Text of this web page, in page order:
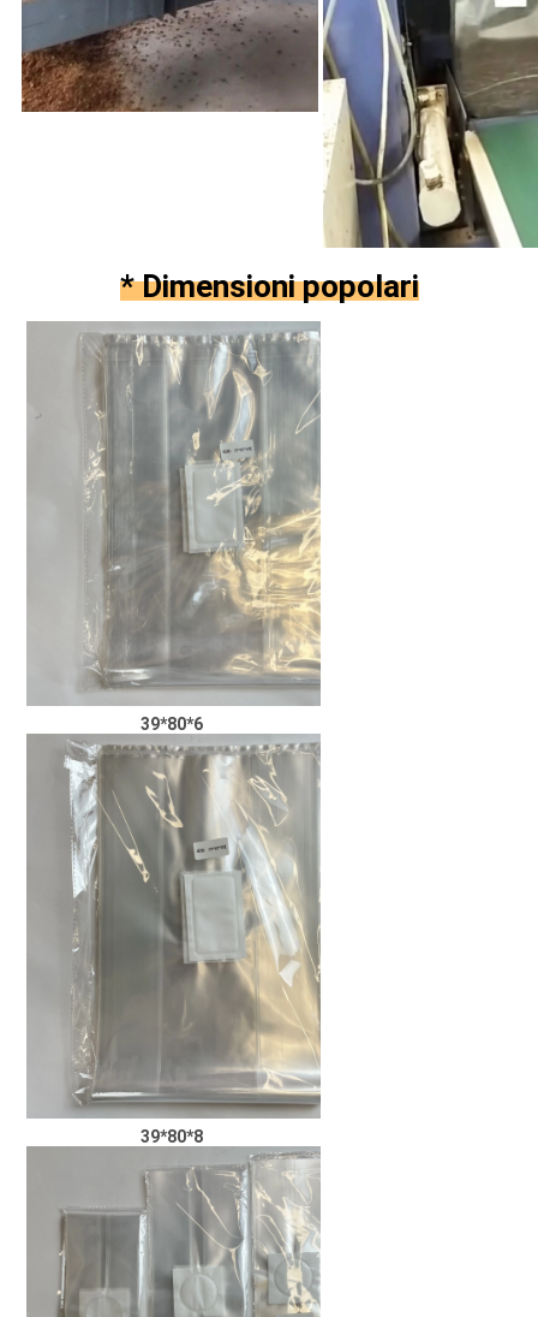
* Dimensioni popolari
39*80*6
39*80*8